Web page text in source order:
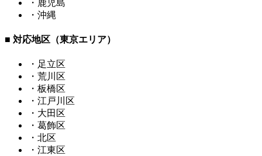
・鹿児島
・沖縄
■ 対応地区（東京エリア）
・足立区
・荒川区
・板橋区
・江戸川区
・大田区
・葛飾区
・北区
・江東区